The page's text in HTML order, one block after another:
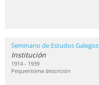
Seminario de Estudos Galegos
Institución
1914 - 1939
Pequenísima descrición